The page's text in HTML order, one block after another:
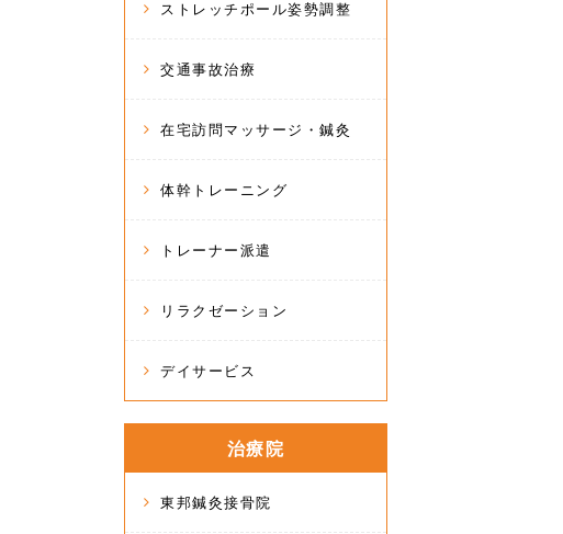
ストレッチポール姿勢調整
交通事故治療
在宅訪問マッサージ・鍼灸
体幹トレーニング
トレーナー派遣
リラクゼーション
デイサービス
治療院
東邦鍼灸接骨院